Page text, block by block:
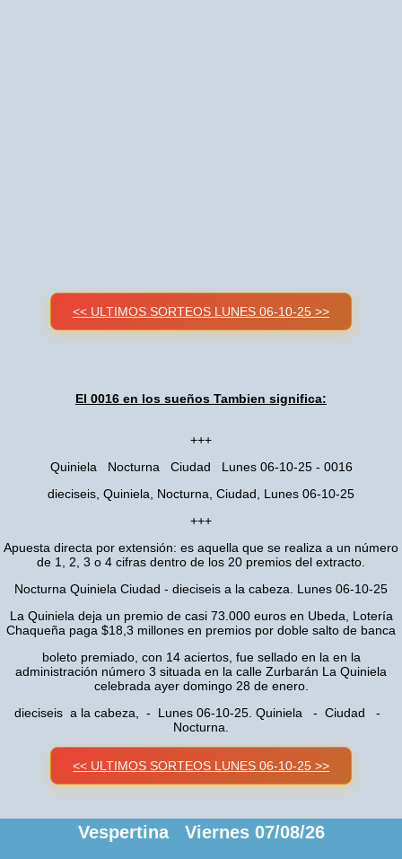
<< ULTIMOS SORTEOS LUNES 06-10-25 >>
El 0016 en los sueños Tambien significa:
+++
Quiniela Nocturna Ciudad Lunes 06-10-25 - 0016
dieciseis, Quiniela, Nocturna, Ciudad, Lunes 06-10-25
+++
Apuesta directa por extensión: es aquella que se realiza a un número
de 1, 2, 3 o 4 cifras dentro de los 20 premios del extracto.
Nocturna Quiniela Ciudad - dieciseis a la cabeza. Lunes 06-10-25
La Quiniela deja un premio de casi 73.000 euros en Ubeda, Lotería
Chaqueña paga $18,3 millones en premios por doble salto de banca
boleto premiado, con 14 aciertos, fue sellado en la en la
administración número 3 situada en la calle Zurbarán La Quiniela
celebrada ayer domingo 28 de enero.
dieciseis a la cabeza, - Lunes 06-10-25. Quiniela - Ciudad -
Nocturna.
<< ULTIMOS SORTEOS LUNES 06-10-25 >>
Vespertina Viernes 07/08/26